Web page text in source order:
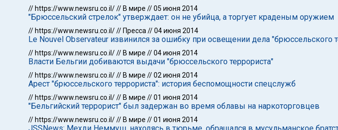
// https://www.newsru.co.il/// В мире //05 июня 2014
"Брюссельский стрелок" утверждает: он не убийца, а торгует краденым оружием
// https://www.newsru.co.il/// Пресса //04 июня 2014
Le Nouvel Observateur извинился за ошибку при освещении дела "брюссельского
// https://www.newsru.co.il/// В мире //04 июня 2014
Власти Бельгии добиваются выдачи "брюссельского террориста"
// https://www.newsru.co.il/// В мире //02 июня 2014
Арест "брюссельского террориста": история беспомощности спецслужб
// https://www.newsru.co.il/// В мире //01 июня 2014
"Бельгийский террорист" был задержан во время облавы на наркоторговцев
// https://www.newsru.co.il/// В мире //01 июня 2014